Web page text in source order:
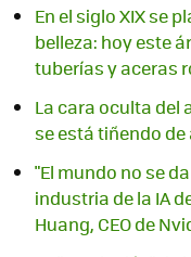
En el siglo XIX se
belleza: hoy este
tuberías y aceras
La cara oculta del
se está tiñendo de
"El mundo no se
industria de la IA
Huang, CEO de